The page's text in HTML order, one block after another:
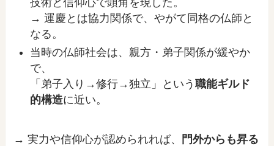
→ 運慶とは協力関係で、やがて同格の仏師と
なる。
当時の仏師社会は、親方・弟子関係が緩やか
で、
「弟子入り→修行→独立」という職能ギルド
的構造に近い。
→ 実力や信仰心が認められれば、
門外からも昇る